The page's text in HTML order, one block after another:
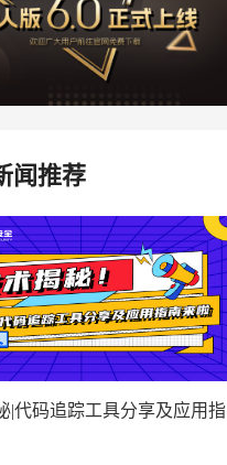
闻推荐
|代码追踪工具分享及应用指